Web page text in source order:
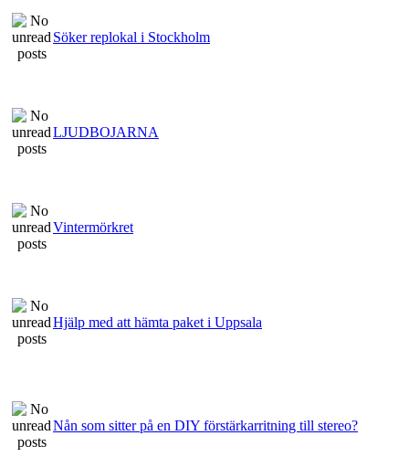
Söker replokal i Stockholm
LJUDBOJARNA
Vintermörkret
Hjälp med att hämta paket i Uppsala
Nån som sitter på en DIY förstärkarritning till stereo?